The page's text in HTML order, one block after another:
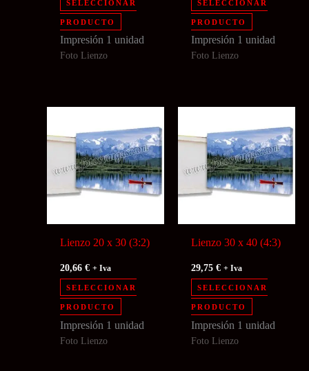
SELECCIONAR
PRODUCTO
Impresión 1 unidad
Foto Lienzo
SELECCIONAR
PRODUCTO
Impresión 1 unidad
Foto Lienzo
Lienzo 20 x 30 (3:2)
20,66€ + Iva
SELECCIONAR
PRODUCTO
Impresión 1 unidad
Foto Lienzo
Lienzo 30 x 40 (4:3)
29,75€ + Iva
SELECCIONAR
PRODUCTO
Impresión 1 unidad
Foto Lienzo